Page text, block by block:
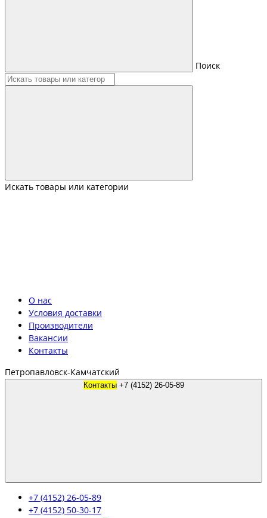
Поиск
Искать товары или категории
О нас
Условия доставки
Производители
Вакансии
Контакты
Петропавловск-Камчатский
Контакты +7 (4152) 26-05-89
+7 (4152) 26-05-89
+7 (4152) 50-30-17